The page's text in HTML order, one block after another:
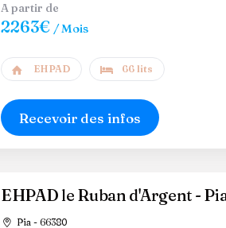
A partir de
2263€ / Mois
EHPAD 66 lits
Recevoir des infos
EHPAD le Ruban d'Argent -
Pia - 66380